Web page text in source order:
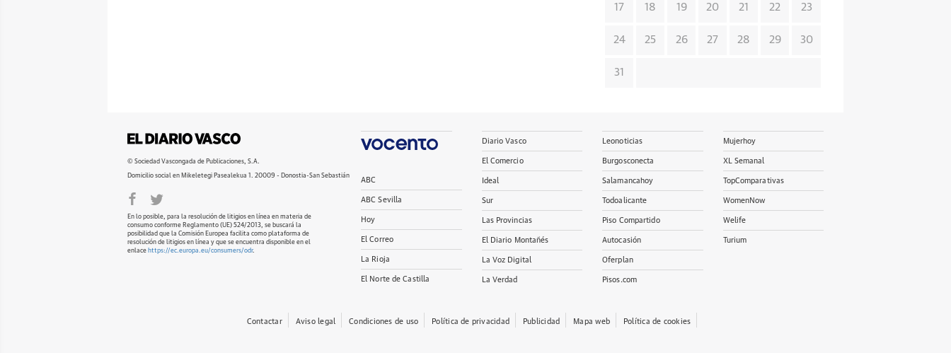
17 18 19 20 21 22 23
24 25 26 27 28 29 30
31
© Sociedad Vascongada de Publicaciones, S.A.
Domicilio social en Mikeletegi Pasealekua 1. 20009 - Donostia-San Sebastián
En lo posible, para la resolución de litigios en línea en materia de
consumo conforme Reglamento (UE) 524/2013, se buscará la
posibilidad que la Comisión Europea facilita como plataforma de
resolución de litigios en línea y que se encuentra disponible en el
enlace https://ec.europa.eu/consumers/odr.
ABC
ABC Sevilla
Hoy
El Correo
La Rioja
El Norte de Castilla
Diario Vasco
El Comercio
Ideal
Sur
Las Provincias
El Diario Montañés
La Voz Digital
La Verdad
Leonoticias
Burgosconecta
Salamancahoy
Todoalicante
Piso Compartido
Autocasión
Oferplan
Pisos.com
Mujerhoy
XL Semanal
TopComparativas
WomenNow
Welife
Turium
Contactar Aviso legal Condiciones de uso Política de privacidad Publicidad Mapa web Política de cookies